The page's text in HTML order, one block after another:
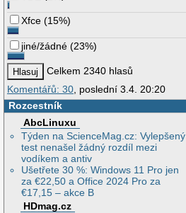
Xfce (15%)
jiné/žádné (23%)
Celkem 2340 hlasů
Komentářů: 30 , poslední 3.4. 20:20
Rozcestník
AbcLinuxu
Týden na ScienceMag.cz: Vylepšený
test nenašel žádný rozdíl mezi
vodíkem a antiv
Ušetřete 30 %: Windows 11 Pro jen
za €22,50 a Office 2024 Pro za
€17,15 – akce B
HDmag.cz